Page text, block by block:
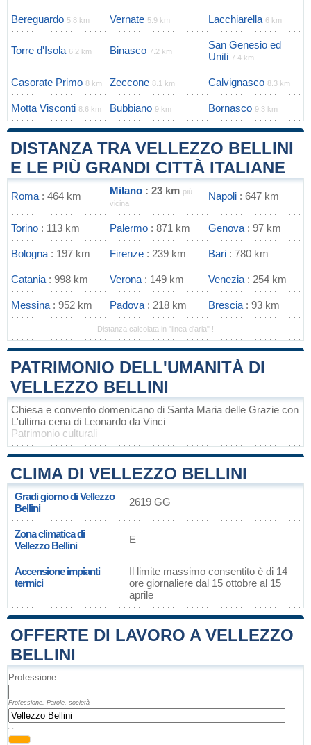
Bereguardo 5.8 km Vernate 5.9 km Lacchiarella 6 km
Torre d'Isola 6.2 km Binasco 7.2 km
San Genesio ed
Uniti 7.4 km
Casorate Primo 8 km Zeccone 8.1 km Calvignasco 8.3 km
Motta Visconti 8.6 km Bubbiano 9 km Bornasco 9.3 km
DISTANZA TRA VELLEZZO BELLINI
E LE PIÙ GRANDI CITTÀ ITALIANE
Roma : 464 km Milano : 23 km più
vicina
Napoli : 647 km
Torino : 113 km Palermo : 871 km Genova : 97 km
Bologna : 197 km Firenze : 239 km Bari : 780 km
Catania : 998 km Verona : 149 km Venezia : 254 km
Messina : 952 km Padova : 218 km Brescia : 93 km
Distanza calcolata in "linea d'aria" !
PATRIMONIO DELL'UMANITÀ DI
VELLEZZO BELLINI
Chiesa e convento domenicano di Santa Maria delle Grazie con
L'ultima cena di Leonardo da Vinci
Patrimonio culturali
CLIMA DI VELLEZZO BELLINI
Gradi giorno di Vellezzo
Bellini
2619 GG
Zona climatica di
Vellezzo Bellini
E
Accensione impianti
termici
Il limite massimo consentito è di 14
ore giornaliere dal 15 ottobre al 15
aprile
OFFERTE DI LAVORO A VELLEZZO
BELLINI
Professione
Professione, Parole, società
, ,